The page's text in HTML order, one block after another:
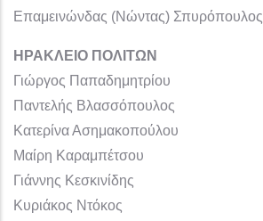
Επαμεινώνδας (Νώντας) Σπυρόπουλος
ΗΡΑΚΛΕΙΟ ΠΟΛΙΤΩΝ
Γιώργος Παπαδημητρίου
Παντελής Βλασσόπουλος
Κατερίνα Ασημακοπούλου
Μαίρη Καραμπέτσου
Γιάννης Κεσκινίδης
Κυριάκος Ντόκος